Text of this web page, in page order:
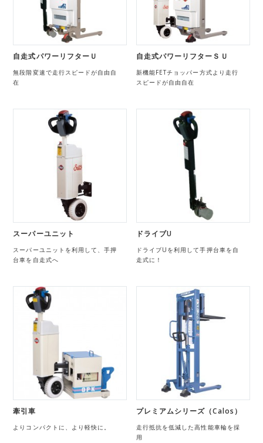
自走式パワーリフターＵ
無段階変速で走行スピードが自由自
在
自走式パワーリフターＳＵ
新機能FETチョッパー方式より走行
スピードが自由自在
スーパーユニット
スーパーユニットを利用して、手押
台車を自走式へ
ドライブU
ドライブUを利用して手押台車を自
走式に！
牽引車
よりコンパクトに、より軽快に。
プレミアムシリーズ（Calos）
走行抵抗を低減した高性能車輪を採
用